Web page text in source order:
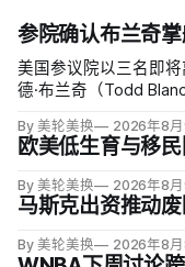
参院确认布兰奇
美国参议院以三名即
德·布兰奇（Todd
冲动；
By 美轮美换 2026年8
欧美低生育与移
By 美轮美换 2026年8
马斯克出资推动
By 美轮美换 2026年8